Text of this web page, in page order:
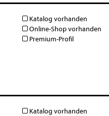
Katalog vorhanden
Online-Shop vorhanden
Premium-Profil
Katalog vorhanden